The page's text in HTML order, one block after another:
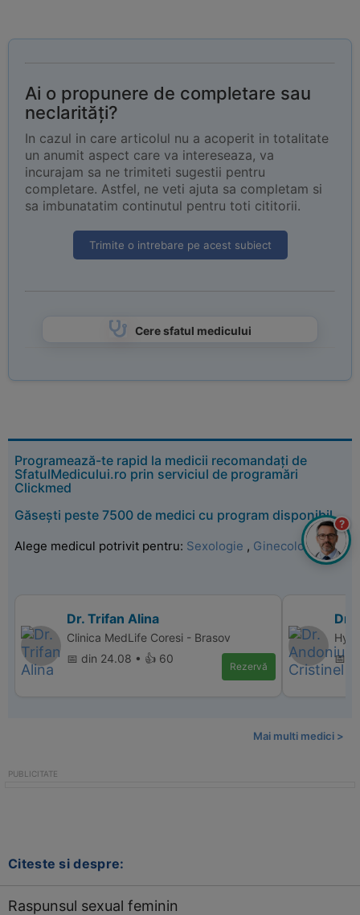
Ai o propunere de completare sau
neclarități?
In cazul in care articolul nu a acoperit in totalitate
un anumit aspect care va intereseaza, va
incurajam sa ne trimiteti sugestii pentru
completare. Astfel, ne veti ajuta sa completam si
sa imbunatatim continutul pentru toti cititorii.
Trimite o intrebare pe acest subiect
Cere sfatul medicului
Programează-te rapid la medicii recomandați de
SfatulMedicului.ro prin serviciul de programări
Clickmed
Găsești peste 7500 de medici cu program disponibil
Alege medicul potrivit pentru: Sexologie , Ginecologie.
Dr. Trifan Alina
Clinica MedLife Coresi - Brasov
📅 din 24.08 • 👍 60
Rezervă
Dr.
📅
Mai multi medici >
Citeste si despre:
Raspunsul sexual feminin
?